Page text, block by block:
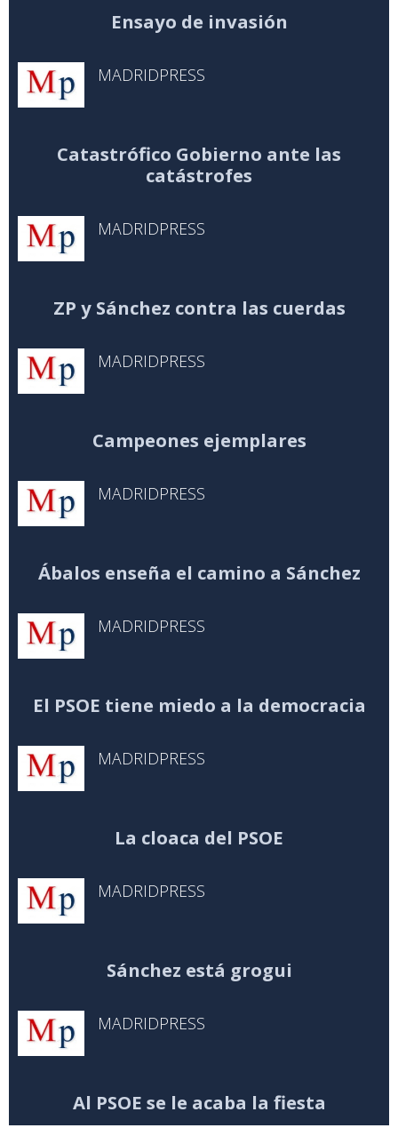
Ensayo de invasión
MADRIDPRESS
Catastrófico Gobierno ante las
catástrofes
MADRIDPRESS
ZP y Sánchez contra las cuerdas
MADRIDPRESS
Campeones ejemplares
MADRIDPRESS
Ábalos enseña el camino a Sánchez
MADRIDPRESS
El PSOE tiene miedo a la democracia
MADRIDPRESS
La cloaca del PSOE
MADRIDPRESS
Sánchez está grogui
MADRIDPRESS
Al PSOE se le acaba la fiesta